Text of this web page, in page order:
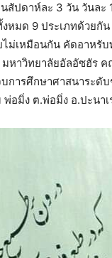
สัปดาห์ละ 3 วัน วันล
หมด 9 ประเภทด้วยกั
ไม่เหมือนกัน คัดอาห
หาวิทยาลัยอัลอัซฮัร
การศึกษาศาสนาระ
อมิ่ง ต.พ่อมิ่ง อ.ปะนา